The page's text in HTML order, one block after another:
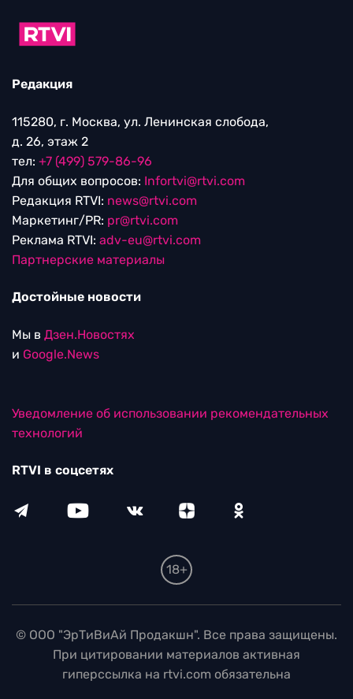
Редакция
115280, г. Москва, ул. Ленинская слобода,
д. 26, этаж 2
тел: +7 (499) 579-86-96
Для общих вопросов: Infortvi@rtvi.com
Редакция RTVI: news@rtvi.com
Маркетинг/PR: pr@rtvi.com
Реклама RTVI: adv-eu@rtvi.com
Партнерские материалы
Достойные новости
Мы в Дзен.Новостях
и Google.News
Уведомление об использовании рекомендательных
технологий
RTVI в соцсетях
18+
© ООО "ЭрТиВиАй Продакшн". Все права защищены.
При цитировании материалов активная
гиперссылка на rtvi.com обязательна